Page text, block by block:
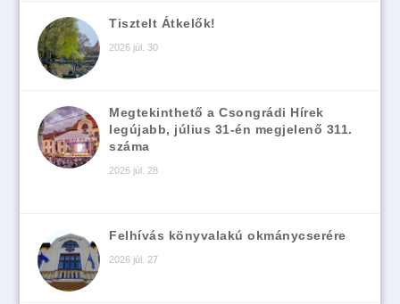
Tisztelt Átkelők!
2026 júl. 30
Megtekinthető a Csongrádi Hírek
legújabb, július 31-én megjelenő 311.
száma
2026 júl. 28
Felhívás könyvalakú okmánycserére
2026 júl. 27